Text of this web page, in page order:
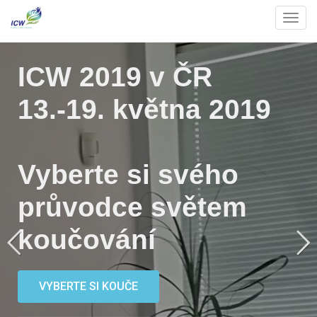
ICW 2019 v ČR
13.-19. května 2019
Vyberte si svého
průvodce světem
koučování
VYBERTE SI KOUČE
ICW 2019 v ČR
13.-19. května 2019
Seznamte se osobně
s
profesionálními kouči ICF
profesionálním
ICW 2019 v ČR
13.-19. května 2019
Mezinárodní týden
koučování
Koučovací ochutnávky
Přednášky
Next